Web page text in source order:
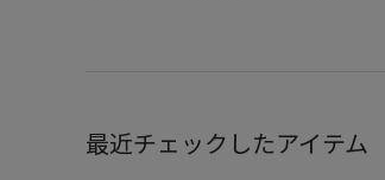
最近チェックしたアイテム